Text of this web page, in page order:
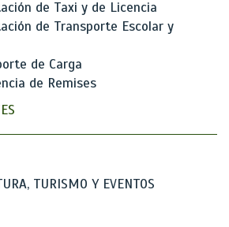
de Taxi y de Licencia
de Transporte Escolar y
de Carga
de Remises
TURISMO Y EVENTOS